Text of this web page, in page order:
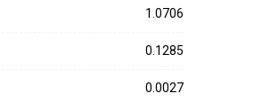
1.0706
0.1285
0.0027